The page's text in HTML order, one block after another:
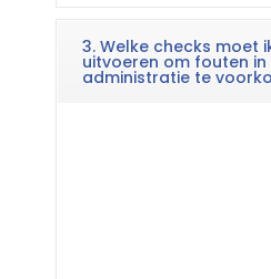
3. Welke checks moet
uitvoeren om fouten in
administratie te